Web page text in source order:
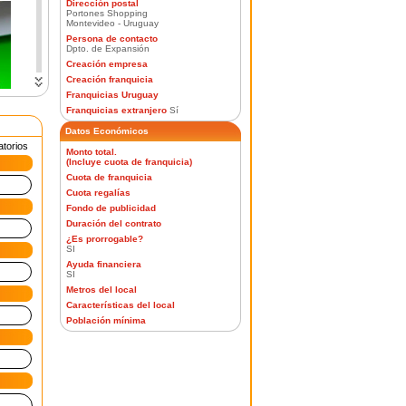
Dirección postal
Portones Shopping
Montevideo - Uruguay
Persona de contacto
Dpto. de Expansión
Creación empresa
Creación franquicia
Franquicias Uruguay
Franquicias extranjero Sí
Datos Económicos
Monto total.
(Incluye cuota de franquicia)
Cuota de franquicia
Cuota regalías
Fondo de publicidad
Duración del contrato
¿Es prorrogable?
SI
Ayuda financiera
SI
Metros del local
Características del local
Población mínima